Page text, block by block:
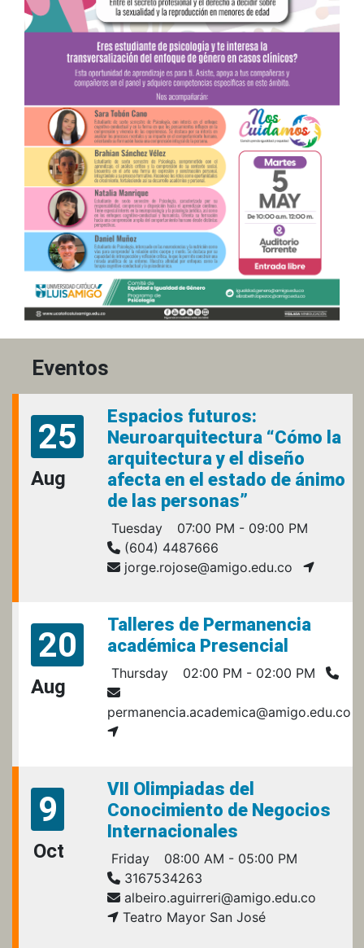
Eventos
25
Aug
Espacios futuros:
Neuroarquitectura “Cómo la
arquitectura y el diseño
afecta en el estado de ánimo
de las personas”
Tuesday
07:00 PM - 09:00 PM
(604) 4487666
jorge.rojose@amigo.edu.co
20
Aug
Talleres de Permanencia
académica Presencial
Thursday 02:00 PM - 02:00 PM
permanencia.academica@amigo.edu.co
9
Oct
VII Olimpiadas del
Conocimiento de Negocios
Internacionales
Friday
08:00 AM - 05:00 PM
3167534263
albeiro.aguirreri@amigo.edu.co
Teatro Mayor San José